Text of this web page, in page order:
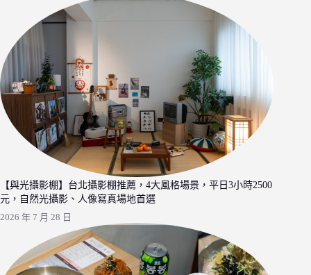
【與光攝影棚】台北攝影棚推薦，4大風格場景，平日3小時2500
元，自然光攝影、人像寫真場地首選
2026 年 7 月 28 日